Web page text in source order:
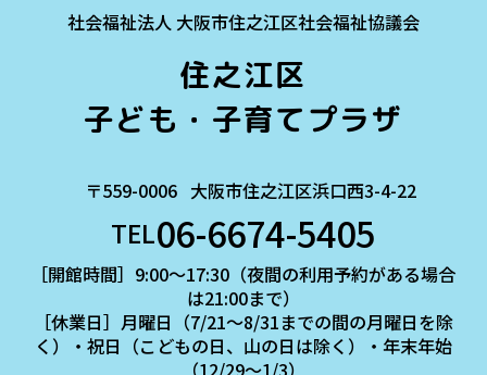
社会福祉法人 大阪市住之江区社会福祉協議会
住之江区
子ども・子育てプラザ
〒559-0006 大阪市住之江区浜口西3-4-22
TEL06-6674-5405
［開館時間］9:00～17:30（夜間の利用予約がある場合
は21:00まで）
［休業日］月曜日（7/21～8/31までの間の月曜日を除
く）・祝日（こどもの日、山の日は除く）・年末年始